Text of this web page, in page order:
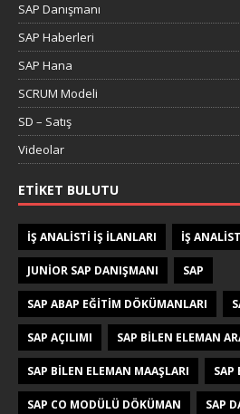
SAP Danışmanı
SAP Haberleri
SAP Hana
SCRUM Modeli
SD – Satış
Videolar
ETIKET BULUTU
IŞ ANALISTI IŞ ILANLARI IŞ
JUNIOR SAP DANIŞMANI SAP
SAP ABAP EĞITIM DÖKÜMANLARI
SAP AÇILIMI SAP BILEN ELEMAN
SAP BILEN ELEMAN MAAŞLARI SAP
SAP CO MODÜLÜ DÖKÜMAN SAP